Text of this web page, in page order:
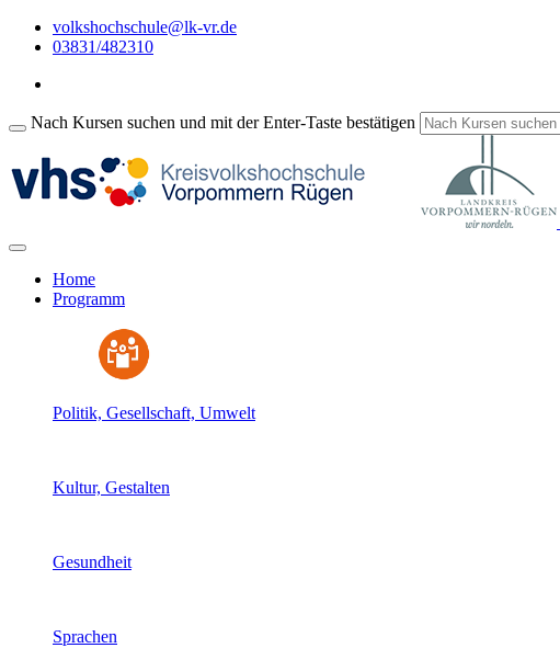
volkshochschule@lk-vr.de
03831/482310
Nach Kursen suchen und mit der Enter-Taste bestätigen
Home
Programm
Politik, Gesellschaft, Umwelt
Kultur, Gestalten
Gesundheit
Sprachen